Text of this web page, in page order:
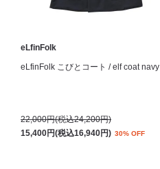
eLfinFolk
eLfinFolk こびとコート / elf coat navy
22,000円(税込24,200円)
15,400円(税込16,940円) 30% OFF